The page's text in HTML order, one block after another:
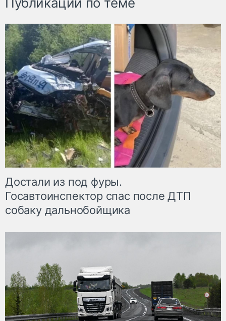
Достали из под фуры.
Госавтоинспектор спас после ДТП
собаку дальнобойщика